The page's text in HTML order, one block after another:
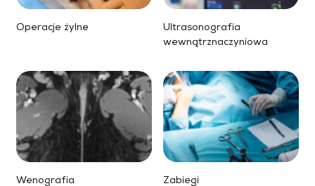
Operacje żylne
Ultrasonografia
wewnątrznaczyniowa
Wenografia
Zabiegi